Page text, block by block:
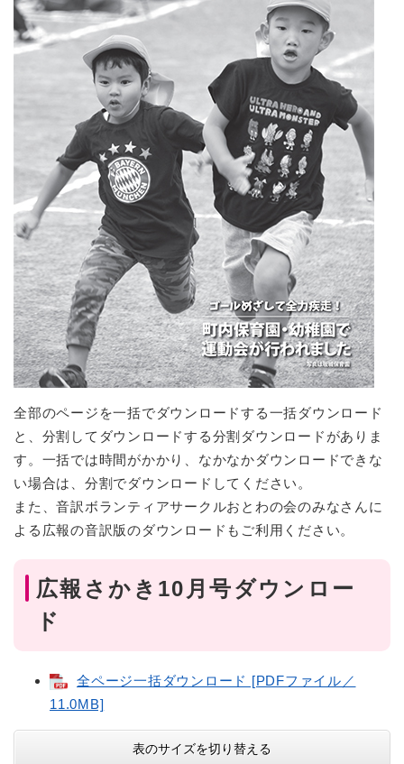
全部のページを一括でダウンロードする一括ダウンロード
と、分割してダウンロードする分割ダウンロードがありま
す。一括では時間がかかり、なかなかダウンロードできな
い場合は、分割でダウンロードしてください。
また、音訳ボランティアサークルおとわの会のみなさんに
よる広報の音訳版のダウンロードもご利用ください。
広報さかき10月号ダウンロー
ド
全ページ一括ダウンロード [PDFファイル／
11.0MB]
表のサイズを切り替える